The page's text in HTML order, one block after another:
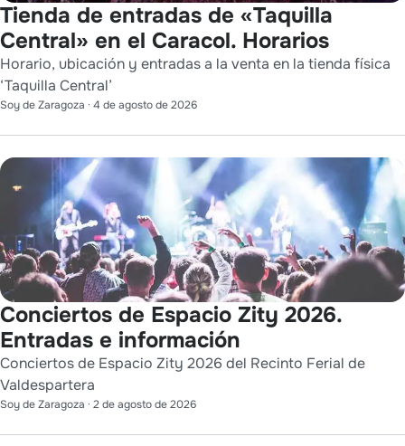
Tienda de entradas de «Taquilla
Central» en el Caracol. Horarios
Horario, ubicación y entradas a la venta en la tienda física
‘Taquilla Central’
Soy de Zaragoza · 4 de agosto de 2026
Conciertos de Espacio Zity 2026.
Entradas e información
Conciertos de Espacio Zity 2026 del Recinto Ferial de
Valdespartera
Soy de Zaragoza · 2 de agosto de 2026